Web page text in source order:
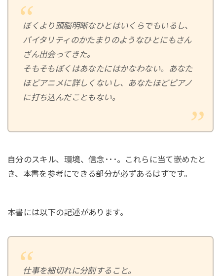
ぼくより頭脳明晰なひとはいくらでもいるし、
バイタリティのかたまりのようなひとにもさん
ざん出会ってきた。
そもそもぼくはあなたにはかなわない。あなた
ほどアニメに詳しくないし、あなたほどピアノ
に打ち込んだこともない。
自分のスキル、環境、信念･･･。これらに当て嵌めたと
き、本書を参考にできる部分が必ずあるはずです。
本書には以下の記述があります。
仕事を細切れに分割すること。